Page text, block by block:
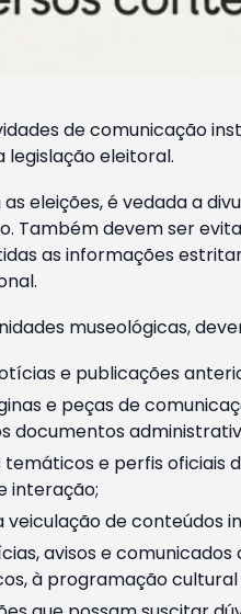
de comunicação
eleitoral.
eleições, é vedada a
Também devem ser
as informações
museológicas,
e publicações
e peças de
documentos
e perfis oficiais
interação;
veiculação de conteúdos
avisos e
à programação